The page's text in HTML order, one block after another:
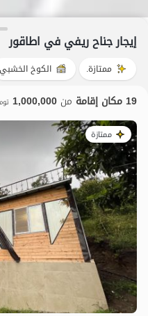
إيجار جناح ريفي في اطاقور
ممتازة. الكوخ الخشبي
19 مكان إقامة من 1,000,000
ممتازة